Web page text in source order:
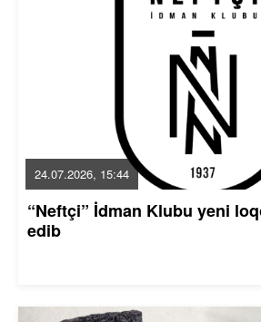
24.07.2026, 15:44
“Neftçi” İdman Klubu yeni
edib